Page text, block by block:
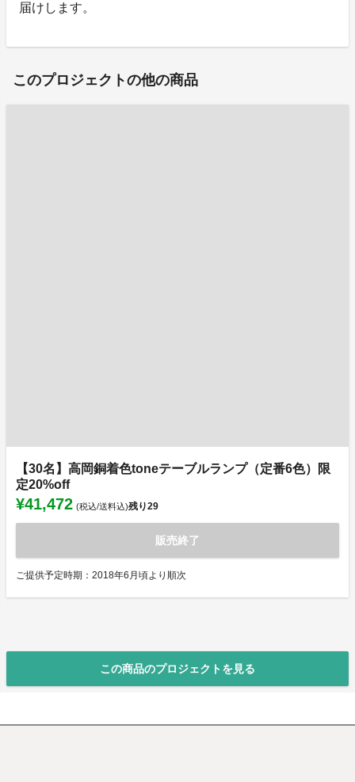
届けします。
このプロジェクトの他の商品
【30名】高岡銅着色toneテーブルランプ（定番6色）限
定20%off
¥41,472 (税込/送料込)残り29
販売終了
ご提供予定時期：2018年6月頃より順次
この商品のプロジェクトを見る